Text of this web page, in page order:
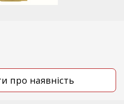
про наявність